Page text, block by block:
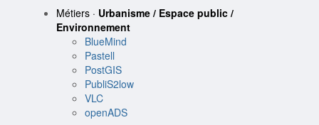
Métiers · Urbanisme / Espace public /
Environnement
BlueMind
Pastell
PostGIS
PubliS2low
VLC
openADS